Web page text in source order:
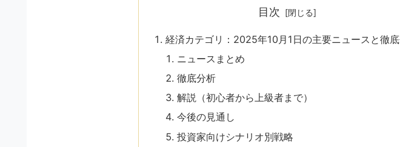
目次
経済カテゴリ：2025年10月1日の主要ニュースと徹
ニュースまとめ
徹底分析
解説（初心者から上級者まで）
今後の見通し
投資家向けシナリオ別戦略